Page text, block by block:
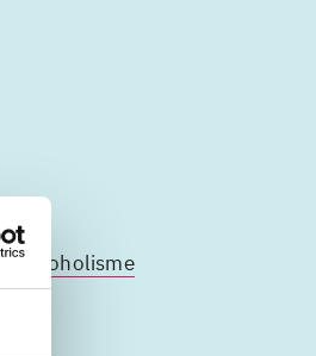
alkoholisme